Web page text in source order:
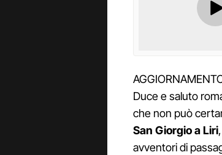
Duce e saluto
che non può
San Giorgio a Liri
avventori di